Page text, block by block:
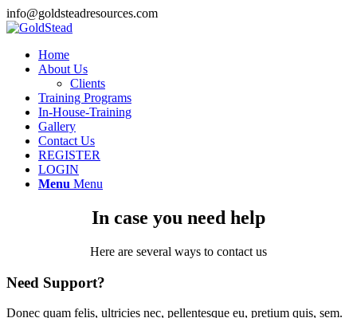
info@goldsteadresources.com
Home
About Us
Clients
Training Programs
In-House-Training
Gallery
Contact Us
REGISTER
LOGIN
Menu Menu
In case you need help
Here are several ways to contact us
Need Support?
Donec quam felis, ultricies nec, pellentesque eu, pretium quis, sem.